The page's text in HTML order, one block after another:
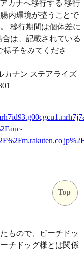
カナへ移行する 移行
内環境が整うことで
移行期間は個体差に
は、記載されている
様子をみてくださ
カナン ステアライズ
Top
もので、ビーチドッ
チドッグ様とは関係